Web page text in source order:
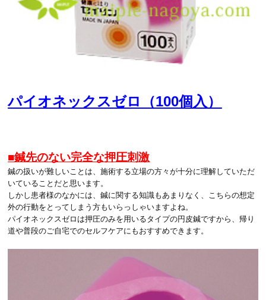
パイオネックスゼロ（100個入）
■鍼先のない完全な押圧刺激
鍼の扱いが難しいことは、施術する立場の方々が十分に理解していただ
いていることだと思います。
しかし患者様のなかには、鍼に関する知識もあまりなく、こちらの想定
外の行動をとってしまう方もいらっしゃいますよね。
パイオネックスゼロは押圧のみを用いるタイプの円皮鍼ですから、帰り
道や普段のご自宅でのセルフケアにもおすすめできます。